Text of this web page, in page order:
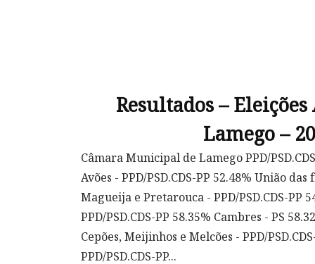
Resultados –
Lamego –
Câmara Municipal de Lamego PPD/
Avões - PPD/PSD.CDS-PP 52.48% União
Magueija e Pretarouca - PPD/PSD.CDS-PP
PPD/PSD.CDS-PP 58.35% Cambres - PS
Cepões, Meijinhos e Melcões - PPD/
PPD/PSD.CDS-PP...